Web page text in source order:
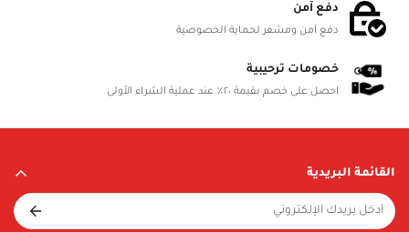
Not Required
No
Material
PMMA/Zinc alloy(Zn)
دفع آمن
دفع آمن ومشفر لحماية الخصوصية
خصومات ترحيبية
احصل على خصم بقيمة ٢٠٪ عند عملية الشراء الأولى
القائمة البريدية